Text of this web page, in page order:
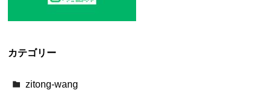
カテゴリー
zitong-wang